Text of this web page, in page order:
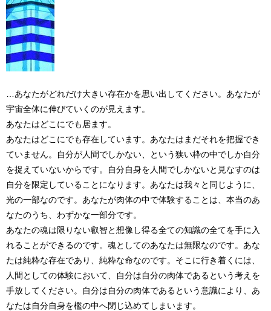
…あなたがどれだけ大きい存在かを思い出してください。あなたが
宇宙全体に伸びていくのが見えます。
あなたはどこにでも居ます。
あなたはどこにでも存在しています。あなたはまだそれを把握でき
ていません。自分が人間でしかない、という狭い枠の中でしか自分
を捉えていないからです。自分自身を人間でしかないと見なすのは
自分を限定していることになります。あなたは我々と同じように、
光の一部なのです。あなたが肉体の中で体験することは、本当のあ
なたのうち、わずかな一部分です。
あなたの魂は限りない叡智と想像し得る全ての知識の全てを手に入
れることができるのです。魂としてのあなたは無限なのです。あな
たは純粋な存在であり、純粋な命なのです。そこに行き着くには、
人間としての体験において、自分は自分の肉体であるという考えを
手放してください。自分は自分の肉体であるという意識により、あ
なたは自分自身を檻の中へ閉じ込めてしまいます。